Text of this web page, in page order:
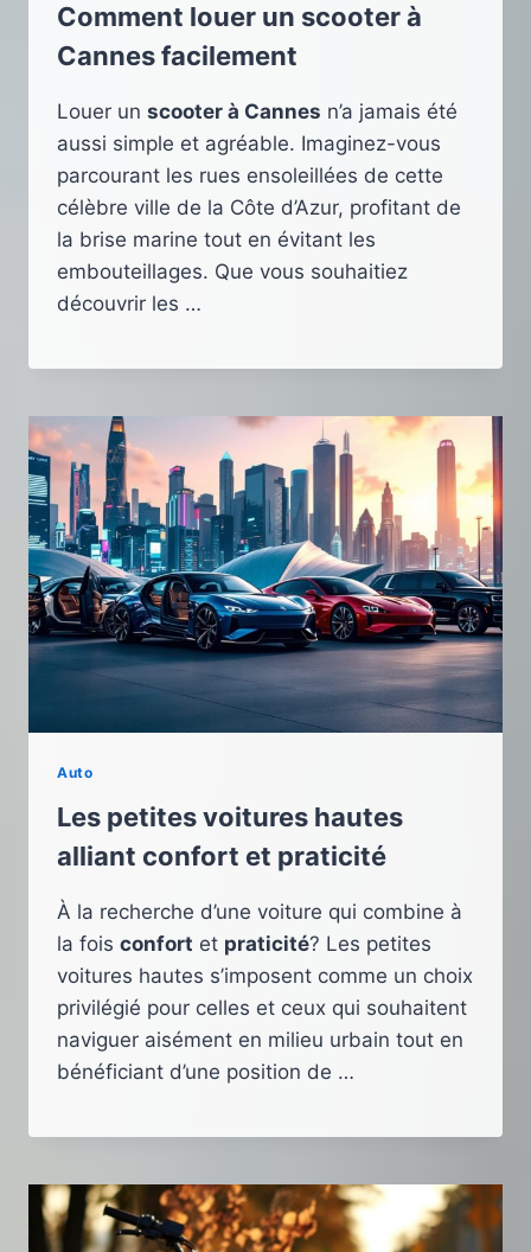
Comment louer un scooter à
Cannes facilement
Louer un scooter à Cannes n’a jamais été
aussi simple et agréable. Imaginez-vous
parcourant les rues ensoleillées de cette
célèbre ville de la Côte d’Azur, profitant de
la brise marine tout en évitant les
embouteillages. Que vous souhaitiez
découvrir les …
Auto
Les petites voitures hautes
alliant confort et praticité
À la recherche d’une voiture qui combine à
la fois confort et praticité? Les petites
voitures hautes s’imposent comme un choix
privilégié pour celles et ceux qui souhaitent
naviguer aisément en milieu urbain tout en
bénéficiant d’une position de …